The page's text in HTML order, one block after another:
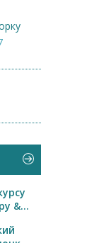
&...